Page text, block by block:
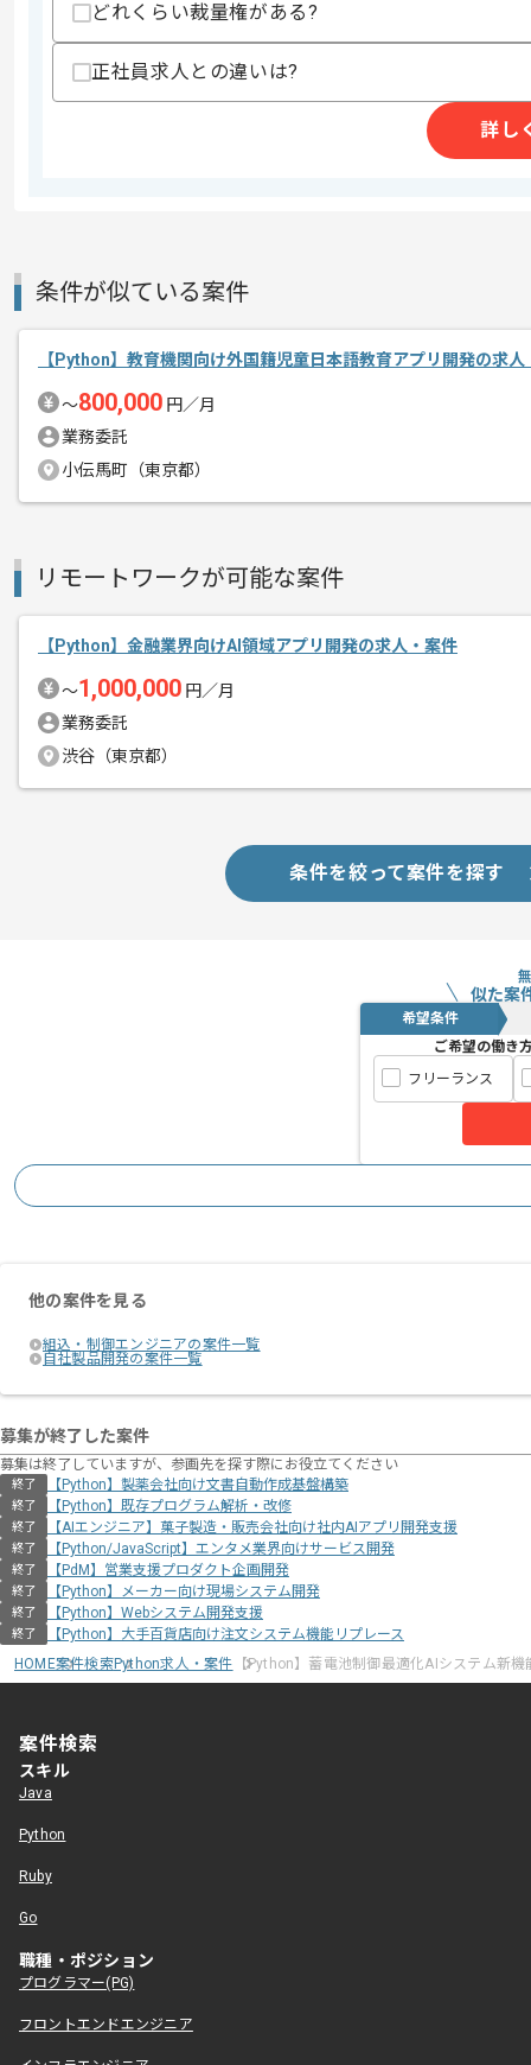
スキルに不安がある方へ
上記に似た経験やスキルをお持ちであれば申
その他募集要項
募集人数
1人
チームでの開発が得意な方にマッチしま
プロジェクトは長期を想定しており、
参画を希望される方にはお勧めの案件と
どれくらい裁量権がある?
正社員求人との違いは?
詳し
条件が似ている案件
【Python】教育機関向け外国籍児童日本語教育アプリ開発の求人
〜800,000 円／月
業務委託
小伝馬町（東京都）
リモートワークが可能な案件
【Python】金融業界向けAI領域アプリ開発の求人・案件
〜1,000,000 円／月
業務委託
渋谷（東京都）
条件を絞って案件を探す
似た案
希望条件
ご希望の働き
フリーランス
他の案件を見る
組込・制御エンジニアの案件一覧
自社製品開発の案件一覧
募集が終了した案件
募集は終了していますが、参画先を探す際にお役立てください
終了 【Python】製薬会社向け文書自動作成基盤構築
終了 【Python】既存プログラム解析・改修
終了 【AIエンジニア】菓子製造・販売会社向け社内AIアプリ開発支援
終了 【Python/JavaScript】エンタメ業界向けサービス開発
終了 【PdM】営業支援プロダクト企画開発
終了 【Python】メーカー向け現場システム開発
終了 【Python】Webシステム開発支援
終了
【Python】大手百貨店向け注文システム機能リプレース
HOME案件検索Python求人・案件 【Python】蓄電池制御最適化AIシステム新機
案件検索
スキル
Java
Python
Ruby
Go
職種・ポジション
プログラマー(PG)
フロントエンドエンジニア